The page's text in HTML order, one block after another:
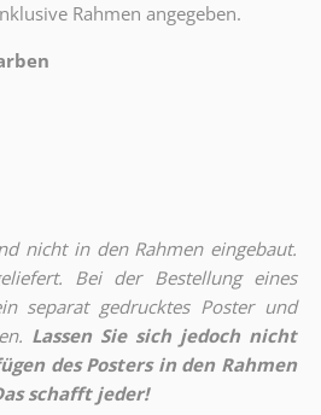
Rahmen angegeben.
nicht in den Rahmen eingebaut.
Bei der Bestellung eines
separat gedrucktes Poster und
Lassen Sie sich jedoch nicht
des Posters in den Rahmen
schafft jeder!